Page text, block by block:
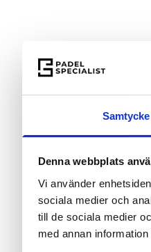
Samtycke
Denna webbplats
Vi använder
sociala medier och
till de sociala medier
med annan